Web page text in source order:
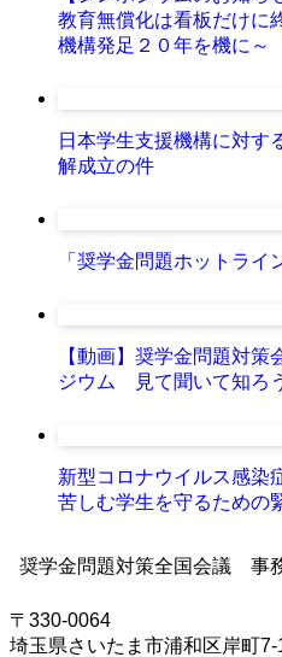
教育無償化は看板だけに
機構発足２０年を機に～
日本学生支援機構に対す
解成立の件
「奨学金問題ホットライ
【動画】奨学金問題対
ジウム 見て聞いて知ろ
新型コロナウイルス感染
苦しむ学生を守るための
奨学金問題対策全国会議 事
〒330-0064
埼玉県さいたま市浦和区岸町